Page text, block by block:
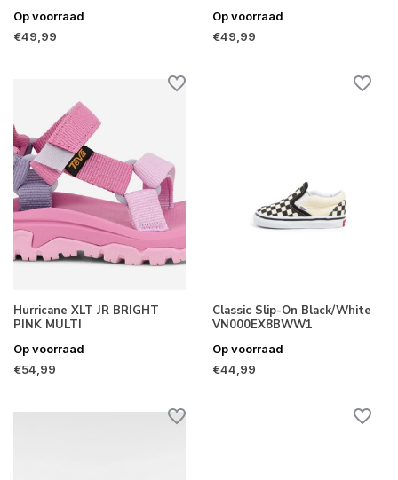
Op voorraad
€49,99
Op voorraad
€49,99
Hurricane XLT JR BRIGHT
PINK MULTI
Op voorraad
€54,99
Classic Slip-On Black/White
VN000EX8BWW1
Op voorraad
€44,99